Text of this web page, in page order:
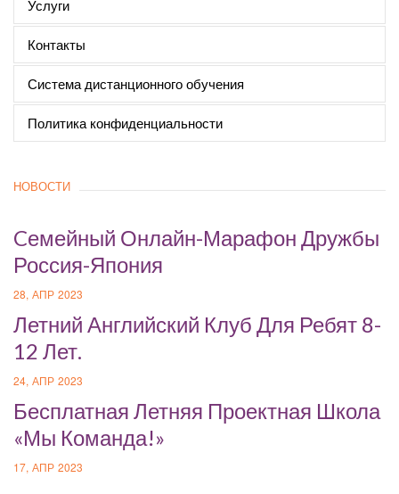
Услуги
Контакты
Система дистанционного обучения
Политика конфиденциальности
НОВОСТИ
Cемейный Онлайн-Марафон Дружбы
Россия-Япония
28, АПР 2023
Летний Английский Клуб Для Ребят 8-
12 Лет.
24, АПР 2023
Бесплатная Летняя Проектная Школа
«Мы Команда!»
17, АПР 2023